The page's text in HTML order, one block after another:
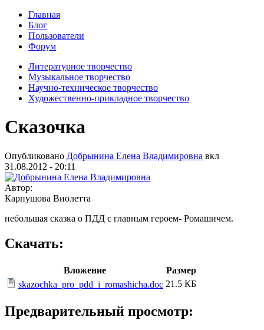
Главная
Блог
Пользователи
Форум
Литературное творчество
Музыкальное творчество
Научно-техническое творчество
Художественно-прикладное творчество
Сказочка
Опубликовано Добрынина Елена Владимировна вкл
31.08.2012 - 20:11
Автор:
Карпушова Виолетта
небольшая сказка о ПДД с главным героем- Ромашичем.
Скачать:
Вложение
Размер
skazochka_pro_pdd_i_romashicha.doc 21.5 КБ
Предварительный просмотр: